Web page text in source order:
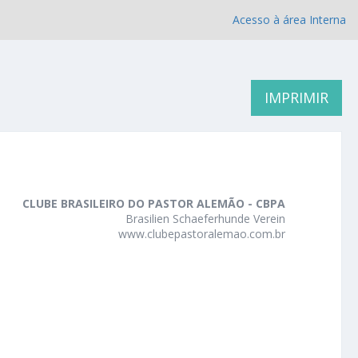
Acesso à área Interna
IMPRIMIR
CLUBE BRASILEIRO DO PASTOR ALEMÃO - CBPA
Brasilien Schaeferhunde Verein
www.clubepastoralemao.com.br